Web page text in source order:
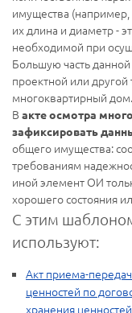
имущества
их длина и диаметр -
необходимой при
Большую часть
проектной или
многоквартирный дом.
В акте осмотра
зафиксировать
общего имущества:
требованиям
иной элемент ОИ
хорошего состояния
С этим
используют:
Акт приема-
ценностей по
хранения